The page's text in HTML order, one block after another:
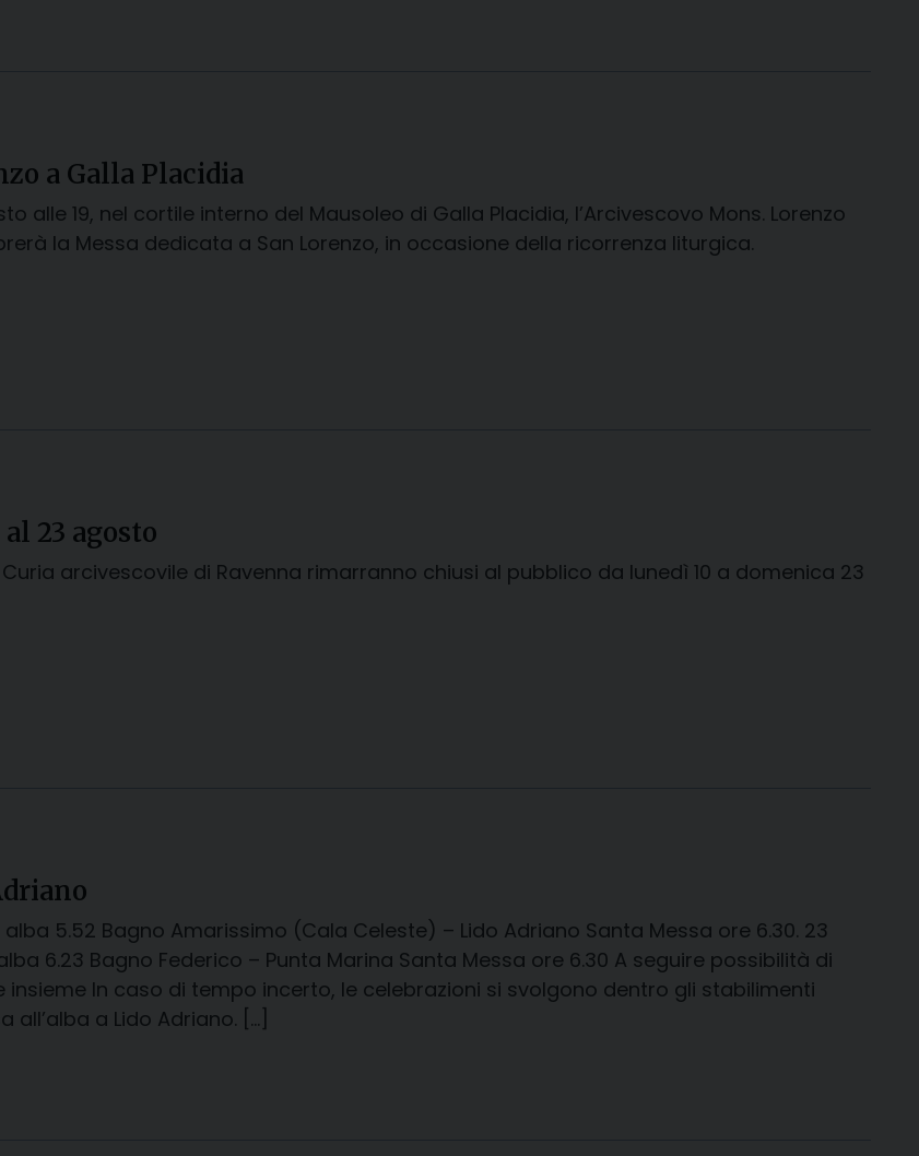
a Galla Placidia
alle 19, nel cortile interno del Mausoleo di Galla Placidia, l’Arcivescovo Mons. Lorenzo
la Messa dedicata a San Lorenzo, in occasione della ricorrenza liturgica.
23 agosto
arcivescovile di Ravenna rimarranno chiusi al pubblico da lunedì 10 a domenica 23
5.52 Bagno Amarissimo (Cala Celeste) – Lido Adriano Santa Messa ore 6.30. 23
6.23 Bagno Federico – Punta Marina Santa Messa ore 6.30 A seguire possibilità di
insieme In caso di tempo incerto, le celebrazioni si svolgono dentro gli stabilimenti
all’alba a Lido Adriano. […]